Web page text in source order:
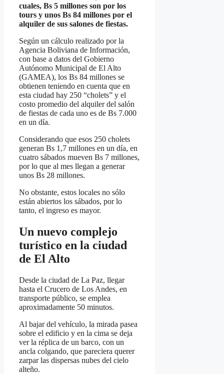
cuales, Bs 5 millones son por los
tours y unos Bs 84 millones por el
alquiler de sus salones de fiestas.
Según un cálculo realizado por la
Agencia Boliviana de Información,
con base a datos del Gobierno
Autónomo Municipal de El Alto
(GAMEA), los Bs 84 millones se
obtienen teniendo en cuenta que en
esta ciudad hay 250 “cholets” y el
costo promedio del alquiler del salón
de fiestas de cada uno es de Bs 7.000
en un día.
Considerando que esos 250 cholets
generan Bs 1,7 millones en un día, en
cuatro sábados mueven Bs 7 millones,
por lo que al mes llegan a generar
unos Bs 28 millones.
No obstante, estos locales no sólo
están abiertos los sábados, por lo
tanto, el ingreso es mayor.
Un nuevo complejo
turístico en la ciudad
de El Alto
Desde la ciudad de La Paz, llegar
hasta el Crucero de Los Andes, en
transporte público, se emplea
aproximadamente 50 minutos.
Al bajar del vehículo, la mirada pasea
sobre el edificio y en la cima se deja
ver la réplica de un barco, con un
ancla colgando, que pareciera querer
zarpar las dispersas nubes del cielo
alteño.